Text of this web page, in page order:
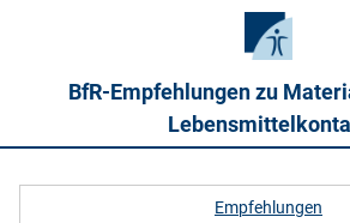
BfR-Empfehlungen zu
Empfehlungen